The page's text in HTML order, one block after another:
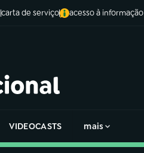
carta de serviço acesso à informação
VIDEOCASTS mais